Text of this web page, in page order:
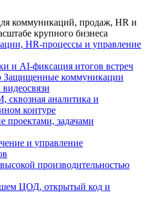
коммуникаций, продаж, HR и
крупного бизнеса
HR-процессы и управление
и AI-фиксация итогов встреч
Защищенные коммуникации
сквозная аналитика и
контуре
проектами, задачами
и управление
производительностью
ЦОД, открытый код и